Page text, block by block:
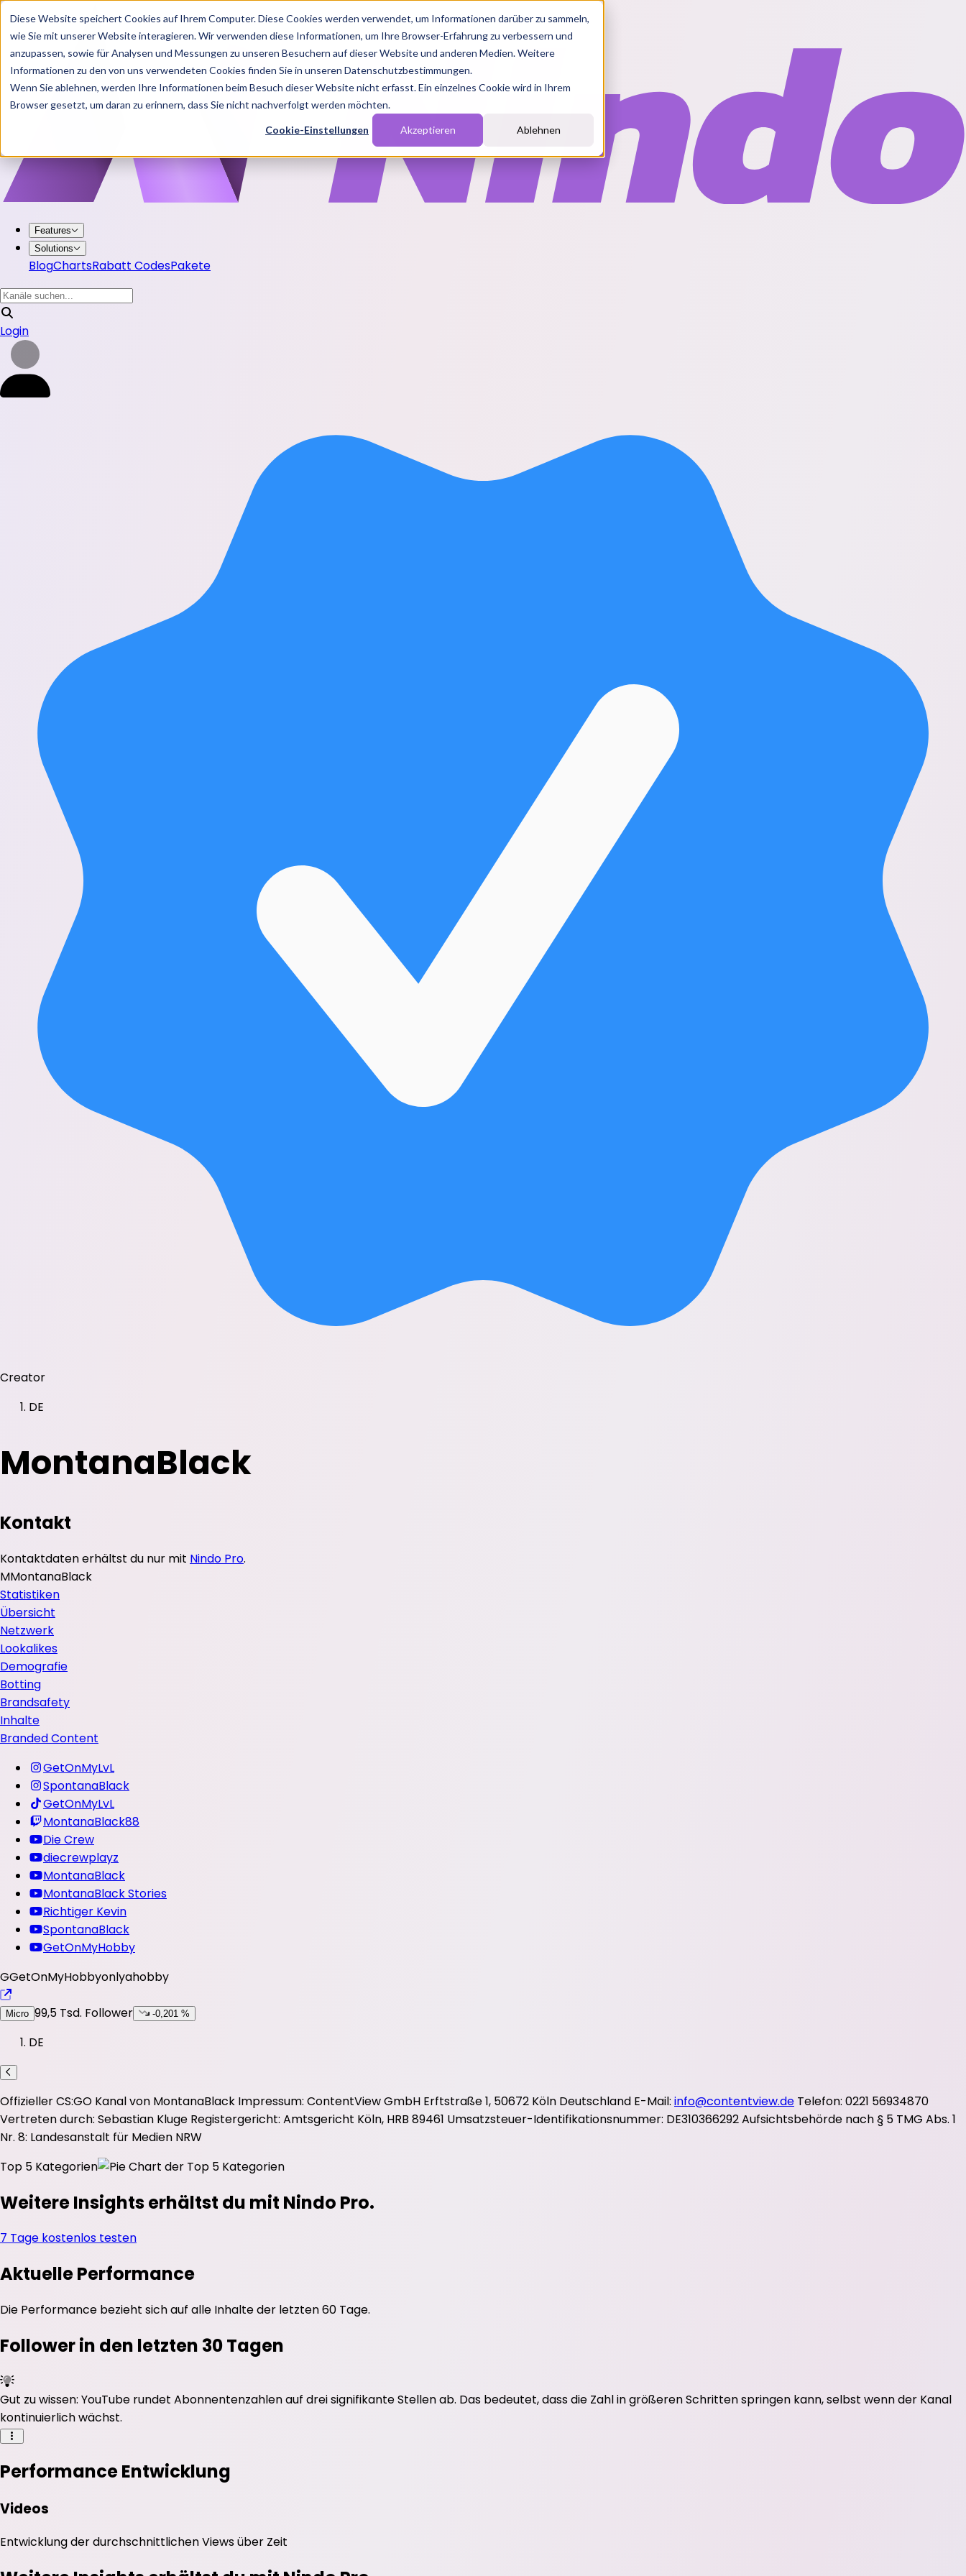
Diese Website speichert Cookies auf Ihrem Computer. Diese Cookies werden verwendet, um Informationen darüber zu sammeln,
wie Sie mit unserer Website interagieren. Wir verwenden diese Informationen, um Ihre Browser-Erfahrung zu verbessern und
anzupassen, sowie für Analysen und Messungen zu unseren Besuchern auf dieser Website und anderen Medien. Weitere
Informationen zu den von uns verwendeten Cookies finden Sie in unseren Datenschutzbestimmungen.
Wenn Sie ablehnen, werden Ihre Informationen beim Besuch dieser Website nicht erfasst. Ein einzelnes Cookie wird in Ihrem
Browser gesetzt, um daran zu erinnern, dass Sie nicht nachverfolgt werden möchten.
Cookie-Einstellungen Akzeptieren Ablehnen
Features
Solutions
BlogChartsRabatt CodesPakete
Login
Creator
DE
MontanaBlack
Kontakt
Kontaktdaten erhältst du nur mit Nindo Pro.
MMontanaBlack
Statistiken
Übersicht
Netzwerk
Lookalikes
Demografie
Botting
Brandsafety
Inhalte
Branded Content
GetOnMyLvL
SpontanaBlack
GetOnMyLvL
MontanaBlack88
Die Crew
diecrewplayz
MontanaBlack
MontanaBlack Stories
Richtiger Kevin
SpontanaBlack
GetOnMyHobby
GGetOnMyHobbyonlyahobby
Micro 99,5 Tsd. Follower -0,201 %
DE
Offizieller CS:GO Kanal von MontanaBlack Impressum: ContentView GmbH Erftstraße 1, 50672 Köln Deutschland E-Mail: info@contentview.de Telefon: 0221 56934870
Vertreten durch: Sebastian Kluge Registergericht: Amtsgericht Köln, HRB 89461 Umsatzsteuer-Identifikationsnummer: DE310366292 Aufsichtsbehörde nach § 5 TMG Abs. 1
Nr. 8: Landesanstalt für Medien NRW
Top 5 Kategorien
Weitere Insights erhältst du mit Nindo Pro.
7 Tage kostenlos testen
Aktuelle Performance
Die Performance bezieht sich auf alle Inhalte der letzten 60 Tage.
Follower in den letzten 30 Tagen
Gut zu wissen: YouTube rundet Abonnentenzahlen auf drei signifikante Stellen ab. Das bedeutet, dass die Zahl in größeren Schritten springen kann, selbst wenn der Kanal
kontinuierlich wächst.
Performance Entwicklung
Videos
Entwicklung der durchschnittlichenViewsüber Zeit